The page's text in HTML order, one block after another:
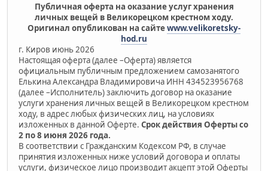
Публичная оферта на оказание услуг хранения
личных вещей в Великорецком крестном ходу.
Оригинал опубликован на сайтеwww.velikoretsky-
hod.ru
г. Киров июнь 2026
Настоящая оферта (далее –Оферта) является
официальным публичным предложением самозанятого
Елькина Александра Владимировича ИНН 434523956768
(далее –Исполнитель) заключить договор на оказание
услуги хранения личных вещей в Великорецком крестном
ходу, в адрес любых физических лиц, на условиях
изложенных в данной Оферте. Срок действия Оферты со
2 по 8 июня 2026 года.
В соответствии с Гражданским Кодексом РФ, в случае
принятия изложенных ниже условий договора и оплаты
услуги, физическое лицо производит акцепт этой Оферты